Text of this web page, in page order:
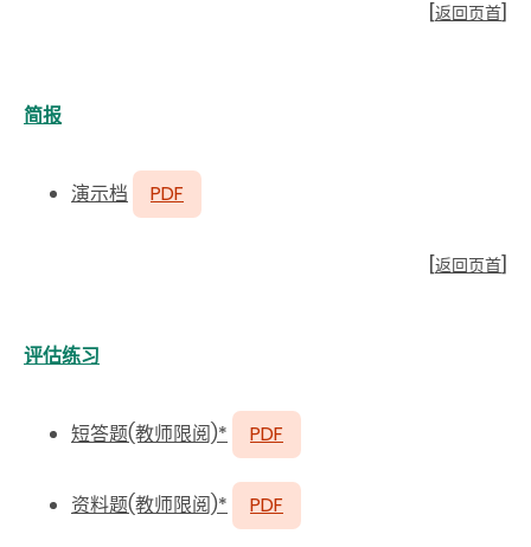
[返回页首]
简报
演示档 PDF
[返回页首]
评估练习
短答题(教师限阅)* PDF
资料题(教师限阅)* PDF